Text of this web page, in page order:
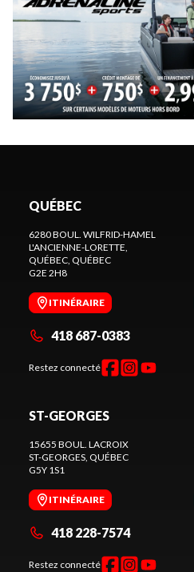
QUÉBEC
6280 BOUL. WILFRID-HAMEL
L'ANCIENNE-LORETTE,
QUÉBEC, QUÉBEC
G2E 2H8
ITINÉRAIRE
418 687-0383
Restez connecté
ST-GEORGES
15655 BOUL. LACROIX
ST-GEORGES, QUÉBEC
G5Y 1S1
ITINÉRAIRE
418 228-7574
Restez connecté